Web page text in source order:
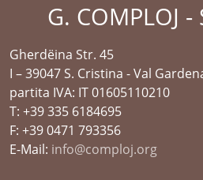
G. COMPLOJ -
Gherdëina Str. 45
I – 39047 S. Cristina - Val
partita IVA: IT 01605110210
T: +39 335 6184695
F: +39 0471 793356
E-Mail: info@comploj.org